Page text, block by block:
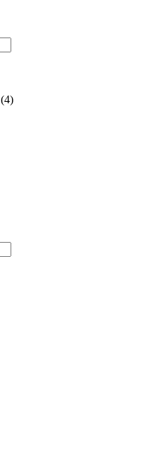
(4)